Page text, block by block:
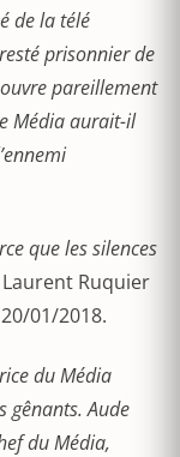
de la télé
prisonnier de
pareillement
Média aurait-il
que les silences
Laurent Ruquier
01/2018.
du Média
gênants. Aude
du Média,